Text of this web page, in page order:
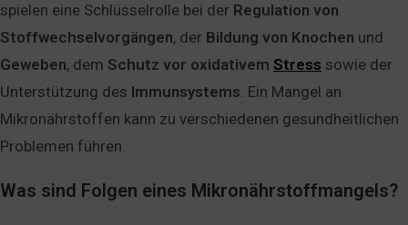
spielen eine Schlüsselrolle bei der Regulation von
Stoffwechselvorgängen, der Bildung von Knochen und
Geweben, dem Schutz vor oxidativem Stress sowie der
Unterstützung des Immunsystems. Ein Mangel an
Mikronährstoffen kann zu verschiedenen gesundheitlichen
Problemen führen.
Was sind Folgen eines Mikronährstoffmangels?